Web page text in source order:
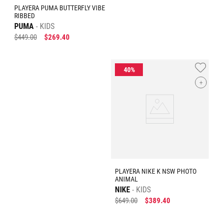
PLAYERA PUMA BUTTERFLY VIBE
RIBBED
PUMA KIDS
$449.00 $269.40
+
PLAYERA NIKE K NSW PHOTO
ANIMAL
NIKE KIDS
$649.00 $389.40